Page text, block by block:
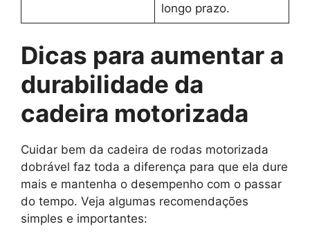
longo prazo.
Dicas para aumentar a
durabilidade da
cadeira motorizada
Cuidar bem da cadeira de rodas motorizada
dobrável faz toda a diferença para que ela dure
mais e mantenha o desempenho com o passar
do tempo. Veja algumas recomendações
simples e importantes: